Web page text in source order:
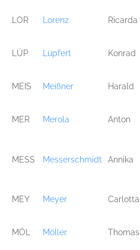
LOR Lorenz Ricarda
LÜP Lüpfert Konrad
MEIS Meißner Harald
MER Merola Anton
MESS Messerschmidt Annika
MEY Meyer Carlotta
MÖL Möller Thomas